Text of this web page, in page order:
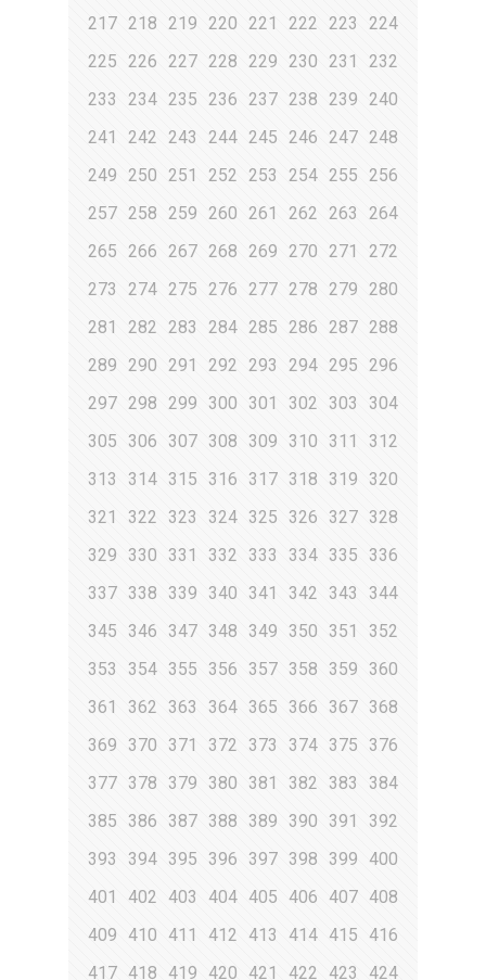
217 218 219 220 221 222 223
224
225
226 227 228 229 230 231
232
233
234 235 236 237 238 239
240
241
242 243 244 245 246 247 248
249
250 251 252 253 254 255
256
257 258 259 260 261 262 263
264
265
266 267 268 269 270 271
272
273
274 275 276 277 278 279
280
281
282 283 284 285 286 287 288
289
290 291 292 293 294 295
296
297 298 299 300 301 302 303
304
305
306 307 308 309 310 311
312
313
314 315 316 317 318 319
320
321
322 323 324 325 326 327 328
329
330 331 332 333 334 335
336
337 338 339 340 341 342 343
344
345
346 347 348 349 350 351
352
353
354 355 356 357 358 359 360
361
362 363 364 365 366 367 368
369
370 371 372 373 374 375 376
377 378 379 380 381 382 383
384
385
386 387 388 389 390 391
392
393
394 395 396 397 398 399
400
401
402 403 404 405 406 407 408
409
410 411 412 413 414 415
416
417 418 419 420 421 422 423 424